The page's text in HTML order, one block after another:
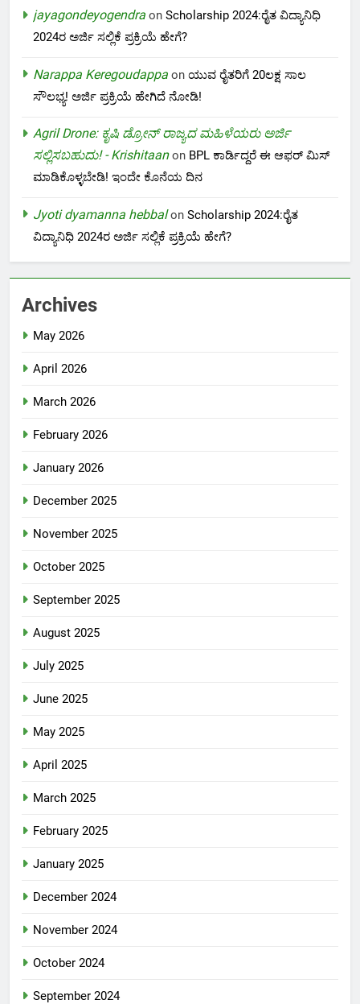
jayagondeyogendra on Scholarship 2024:ರೈತ ವಿದ್ಯಾನಿಧಿ
2024ರ ಅರ್ಜಿ ಸಲ್ಲಿಕೆ ಪ್ರಕ್ರಿಯೆ ಹೇಗೆ?
Narappa Keregoudappa on ಯುವ ರೈತರಿಗೆ 20ಲಕ್ಷ ಸಾಲ
ಸೌಲಭ್ಯ! ಅರ್ಜಿ ಪ್ರಕ್ರಿಯೆ ಹೇಗಿದೆ ನೋಡಿ!
Agril Drone: ಕೃಷಿ ಡ್ರೋನ್ ರಾಜ್ಯದ ಮಹಿಳೆಯರು ಅರ್ಜಿ
ಸಲ್ಲಿಸಬಹುದು! - Krishitaanon BPL ಕಾರ್ಡಿದ್ದರೆ ಈ ಆಫರ್ ಮಿಸ್
ಮಾಡಿಕೊಳ್ಳಬೇಡಿ! ಇಂದೇ ಕೊನೆಯ ದಿನ
Jyoti dyamanna hebbalon Scholarship 2024:ರೈತ
ವಿದ್ಯಾನಿಧಿ 2024ರ ಅರ್ಜಿ ಸಲ್ಲಿಕೆ ಪ್ರಕ್ರಿಯೆ ಹೇಗೆ?
Archives
May 2026
April 2026
March 2026
February 2026
January 2026
December 2025
November 2025
October 2025
September 2025
August 2025
July 2025
June 2025
May 2025
April 2025
March 2025
February 2025
January 2025
December 2024
November 2024
October 2024
September 2024